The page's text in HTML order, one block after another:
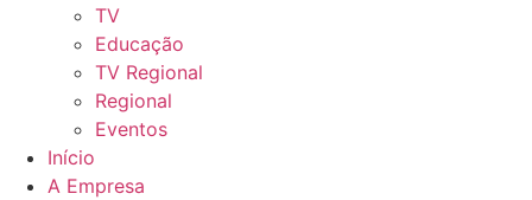
TV
Educação
TV Regional
Regional
Eventos
Início
A Empresa